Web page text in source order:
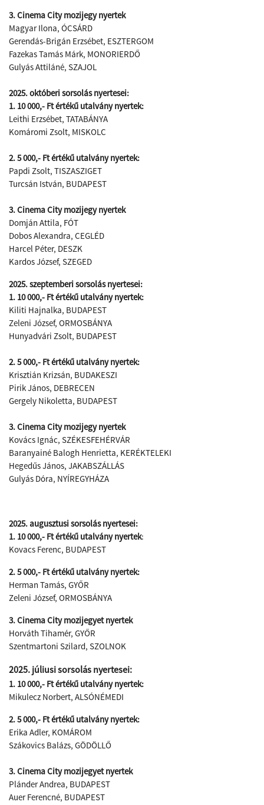
3. Cinema City mozijegy nyertek
Magyar Ilona, ÓCSÁRD
Gerendás-Brigán Erzsébet, ESZTERGOM
Fazekas Tamás Márk, MONORIERDŐ
Gulyás Attiláné, SZAJOL
2025. októberi sorsolás nyertesei:
1. 10 000,- Ft értékű utalvány nyertek:
Leithi Erzsébet, TATABÁNYA
Komáromi Zsolt, MISKOLC
2. 5 000,- Ft értékű utalvány nyertek:
Papdi Zsolt, TISZASZIGET
Turcsán István, BUDAPEST
3. Cinema City mozijegy nyertek
Domján Attila, FÓT
Dobos Alexandra, CEGLÉD
Harcel Péter, DESZK
Kardos József, SZEGED
2025. szeptemberi sorsolás nyertesei:
1. 10 000,- Ft értékű utalvány nyertek:
Kiliti Hajnalka, BUDAPEST
Zeleni József, ORMOSBÁNYA
Hunyadvári Zsolt, BUDAPEST
2. 5 000,- Ft értékű utalvány nyertek:
Krisztián Krizsán, BUDAKESZI
Pirik János, DEBRECEN
Gergely Nikoletta, BUDAPEST
3. Cinema City mozijegy nyertek
Kovács Ignác, SZÉKESFEHÉRVÁR
Baranyainé Balogh Henrietta, KERÉKTELEKI
Hegedűs János, JAKABSZÁLLÁS
Gulyás Dóra, NYÍREGYHÁZA
2025. augusztusi sorsolás nyertesei:
1. 10 000,- Ft értékű utalvány nyertek:
Kovacs Ferenc, BUDAPEST
2. 5 000,- Ft értékű utalvány nyertek:
Herman Tamás, GYŐR
Zeleni József, ORMOSBÁNYA
3. Cinema City mozijegyet nyertek
Horváth Tihamér, GYŐR
Szentmartoni Szilard, SZOLNOK
2025. júliusi sorsolás nyertesei:
1. 10 000,- Ft értékű utalvány nyertek:
Mikulecz Norbert, ALSÓNÉMEDI
2. 5 000,- Ft értékű utalvány nyertek:
Erika Adler, KOMÁROM
Szákovics Balázs, GÖDÖLLŐ
3. Cinema City mozijegyet nyertek
Plánder Andrea, BUDAPEST
Auer Ferencné, BUDAPEST